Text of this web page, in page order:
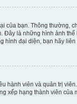
của bạn. Thông thường,
là những hình ảnh thể
hình đại diện, bạn hãy
hành viên và quản trị
xếp hạng thành viên của